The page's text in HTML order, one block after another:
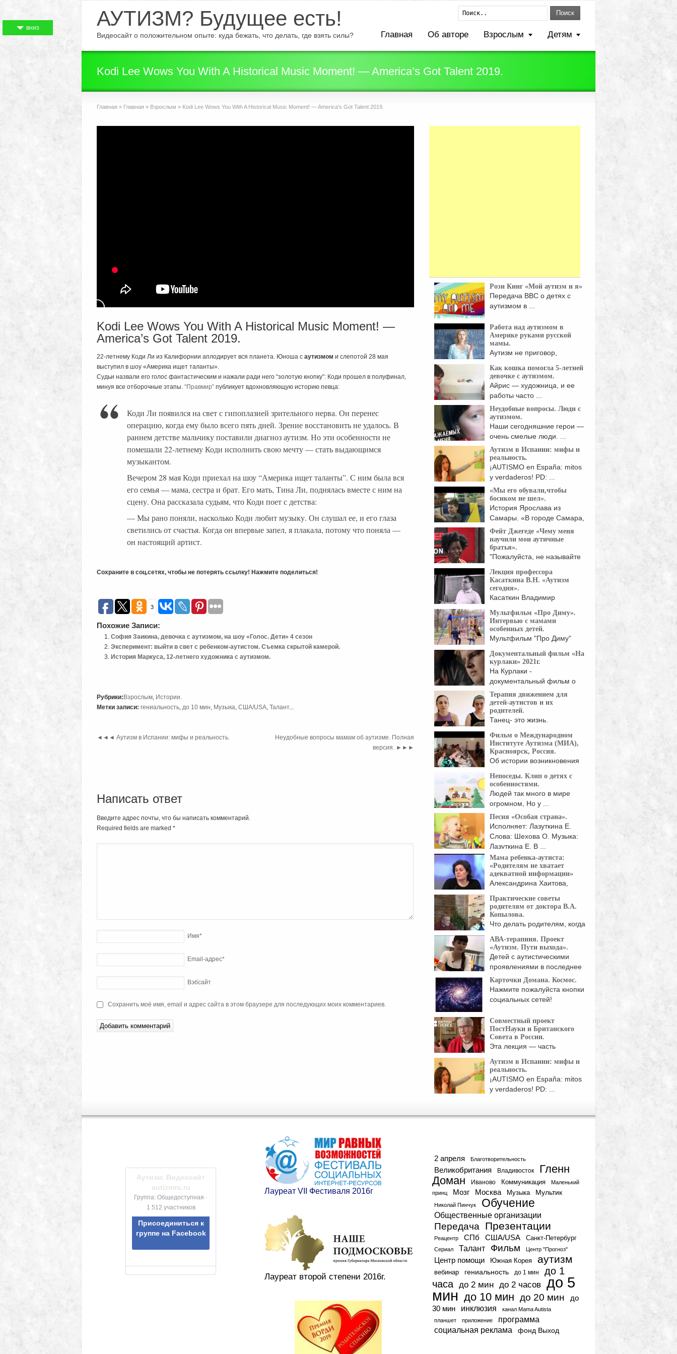
АУТИЗМ? Будущее есть!
Видеосайт о положительном опыте: куда бежать, что делать, где взять силы?
Поиск
Главная Об авторе Взрослым Детям
Kodi Lee Wows You With A Historical Music Moment! — America’s Got Talent 2019.
Главная » Главная » Взрослым » Kodi Lee Wows You With A Historical Music Moment! — America’s Got Talent 2019.
Kodi Lee Wows You With A Historical Music Moment! —
America’s Got Talent 2019.
22-летнему Коди Ли из Калифорнии аплодирует вся планета. Юноша с аутизмом и слепотой 28 мая
выступил в шоу «Америка ищет таланты».
Судьи назвали его голос фантастическим и нажали ради него “золотую кнопку”: Коди прошел в полуфинал,
минуя все отборочные этапы. “Правмир” публикует вдохновляющую историю певца:
Коди Ли появился на свет с гипоплазией зрительного нерва. Он перенес
операцию, когда ему было всего пять дней. Зрение восстановить не удалось. В
раннем детстве мальчику поставили диагноз аутизм. Но эти особенности не
помешали 22-летнему Коди исполнить свою мечту — стать выдающимся
музыкантом.
Вечером 28 мая Коди приехал на шоу “Америка ищет таланты”. С ним была вся
его семья — мама, сестра и брат. Его мать, Тина Ли, поднялась вместе с ним на
сцену. Она рассказала судьям, что Коди поет с детства:
— Мы рано поняли, насколько Коди любит музыку. Он слушал ее, и его глаза
светились от счастья. Когда он впервые запел, я плакала, потому что поняла —
он настоящий артист.
Сохраните в соц.сетях, чтобы не потерять ссылку! Нажмите поделиться!
3
Похожие Записи:
София Заикина, девочка с аутизмом, на шоу «Голос. Дети» 4 сезон
Эксперимент: выйти в свет с ребенком-аутистом. Съемка скрытой камерой.
История Маркуса, 12-летнего художника с аутизмом.
Рубрики: Взрослым, Истории.
Метки записи: гениальность, до 10 мин, Музыка, США/USA, Талант...
◄◄◄ Аутизм в Испании: мифы и реальность.
Неудобные вопросы мамам об аутизме. Полная
версия. ►►►
Написать ответ
Введите адрес почты, что бы написать комментарий.
Required fields are marked *
Имя*
Email-адрес*
Вэбсайт
Сохранить моё имя, email и адрес сайта в этом браузере для последующих моих комментариев.
Рози Кинг «Мой аутизм и я»
Передача ВВС о детях с
аутизмом в ...
Работа над аутизмом в
Америке руками русской
мамы.
Аутизм не приговор,
...
Как кошка помогла 5-летней
девочке с аутизмом.
Айрис — художница, и ее
работы часто ...
Неудобные вопросы. Люди с
аутизмом.
Наши сегодняшние герои —
очень смелые люди. ...
Аутизм в Испании: мифы и
реальность.
¡AUTISMO en España: mitos
y verdaderos! PD: ...
«Мы его обували,чтобы
босиком не шел».
История Ярослава из
Самары. «В городе Самара,
который ...
Фейт Джегеде «Чему меня
научили мои аутичные
братья».
"Пожалуйста, не называйте
начинает свое ...
Лекция профессора
Касаткина В.Н. «Аутизм
сегодня».
Касаткин Владимир
медицинских наук,
профессор: Как ...
Мультфильм «Про Диму».
Интервью с мамами
особенных детей.
Мультфильм "Про Диму"
Документальный фильм «На
курлаки» 2021г.
На Курлаки -
документальный фильм о
трёх ...
Терапия движением для
детей-аутистов и их
родителей.
Танец- это жизнь.
"Другие" - ...
Фильм о Международном
Институте Аутизма (МИА),
Красноярск, Россия.
Об истории возникновения
Аутизма, о ...
Непоседы. Клип о детях с
особенностями.
Людей так много в мире
огромном, Но у ...
Песня «Особая страна».
Исполняет: Лазуткина Е.
Слова: Шехова О. Музыка:
Лазуткина Е. В ...
Мама ребенка-аутиста:
«Родителям не хватает
адекватной информации»
Александрина Хаитова,
благотворительного Фонда:
- Семья ребенка-аутиста ...
Практические советы
родителям от доктора В.А.
Копылова.
Что делать родителям, когда
АВА-терапиия. Проект
«Аутизм. Пути выхода».
Детей с аутистическими
проявлениями в последнее
время ...
Карточки Домана. Космос.
Нажмите пожалуйста кнопки
социальных сетей!
Совместный проект
ПостНауки и Британского
Совета в России.
Эта лекция — часть
ПостНауки ...
Аутизм в Испании: мифы и
реальность.
¡AUTISMO en España: mitos
y verdaderos! PD: ...
Аутизм. Видеосайт
autizmru.ru
Группа: Общедоступная ·
1 512 участников
Присоединиться к
группе на Facebook
Лауреат VII Фестиваля 2016г
Лауреат второй степени 2016г.
2 апреля Благотворительность
Великобритания Владивосток
Гленн
Доман
Иваново Коммуникация
Маленький
принц
Мозг Москва Музыка Мультик
Николай Пинчук Обучение
Общественные организации
Передача Презентации
Реацентр СПб США/USA Санкт-Петербург
Сериал Талант Фильм Центр "Прогноз"
Центр помощи Южная Корея аутизм
вебинар гениальность до 1 мин
до 1
часа
до 2 мин до 2 часов до 5
мин до 10 мин до 20 мин
до
30 мин
инклюзия
канал Mama Autista
планшет
приложение программа
социальная реклама фонд Выход
вниз